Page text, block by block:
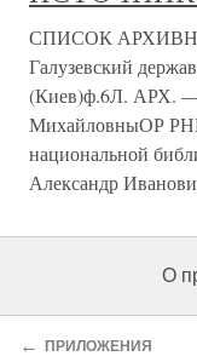
СПИСОК
Галузевский
(Киев)ф.6Л. АРХ. —
МихайловныОР
национальной
Александр
О
← ПРИЛОЖЕНИЯ